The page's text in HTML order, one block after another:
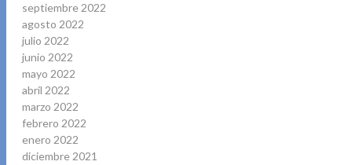
septiembre 2022
agosto 2022
julio 2022
junio 2022
mayo 2022
abril 2022
marzo 2022
febrero 2022
enero 2022
diciembre 2021